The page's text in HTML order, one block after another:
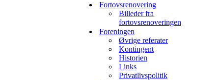
Fortovsrenovering
Billeder fra
fortovsrenoveringen
Foreningen
Øvrige referater
Kontingent
Historien
Links
Privatlivspolitik